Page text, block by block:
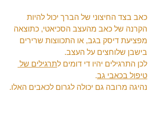
כאב בצד החיצוני של הברך יכול להיות
הקרנה של כאב מהעצב הסכיאטי, כתוצאה
מפציעת דיסק בגב, או התכווצות שרירים
בישבן שלוחצים על העצב.
לכן התרגילים יהיו די דומים לתרגילים של
טיפול בכאבי גב.
נהיגה מרובה גם יכולה לגרום לכאבים האלו.